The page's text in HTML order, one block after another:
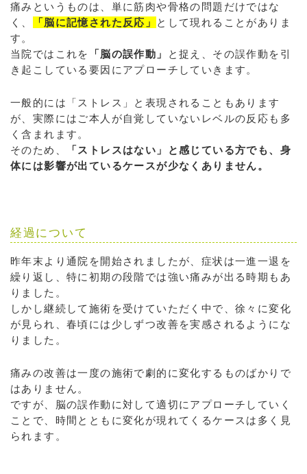
痛みというものは、単に筋肉や骨格の問題だけではな
く、
「脳に記憶された反応」
として現れることがありま
す。
当院ではこれを
「脳の誤作動」
と捉え、その誤作動を引
き起こしている要因にアプローチしていきます。
一般的には「ストレス」と表現されることもあります
が、実際にはご本人が自覚していないレベルの反応も多
く含まれます。
そのため、
「ストレスはない」と感じている方でも、身
体には影響が出ているケースが少なくありません。
経過について
昨年末より通院を開始されましたが、症状は一進一退を
繰り返し、特に初期の段階では強い痛みが出る時期もあ
りました。
しかし継続して施術を受けていただく中で、徐々に変化
が見られ、春頃には少しずつ改善を実感されるようにな
りました。
痛みの改善は一度の施術で劇的に変化するものばかりで
はありません。
ですが、脳の誤作動に対して適切にアプローチしていく
ことで、時間とともに変化が現れてくるケースは多く見
られます。